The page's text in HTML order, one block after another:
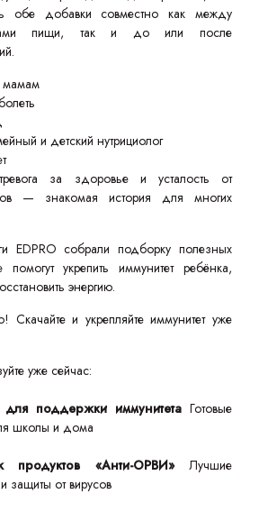
обе добавки совместно как между
пищи, так и до или после
мамам
и детский нутрициолог
за здоровье и усталость от
— знакомая история для многих
EDPRO собрали подборку полезных
помогут укрепить иммунитет ребёнка,
энергию.
Скачайте и укрепляйте иммунитет уже
уже сейчас:
поддержки иммунитета Готовые
школы и дома
продуктов «Анти-ОРВИ»
Лучшие
защиты от вирусов